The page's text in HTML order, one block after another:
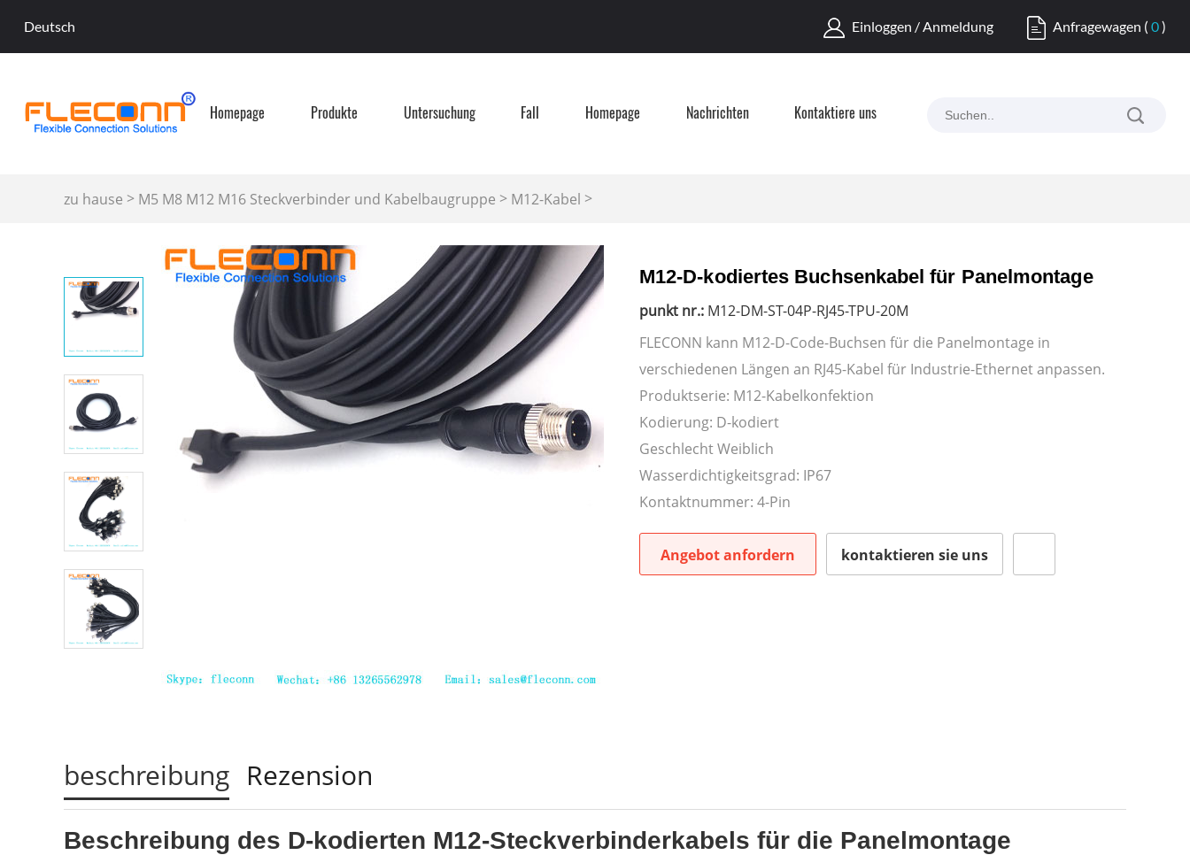
Deutsch Einloggen / Anmeldung Anfragewagen (0)
Homepage Produkte Untersuchung Fall Homepage Nachrichten Kontaktiere uns
zu hause > M5 M8 M12 M16 Steckverbinder und Kabelbaugruppe > M12-Kabel >
M12 D-kodiertes Anschlusskabel
M12-D-kodiertes Buchsenkabel für Panelmontage
punkt nr.: M12-DM-ST-04P-RJ45-TPU-20M
FLECONN kann M12-D-Code-Buchsen für die Panelmontage in
verschiedenen Längen an RJ45-Kabel für Industrie-Ethernet anpassen.
Produktserie: M12-Kabelkonfektion
Kodierung: D-kodiert
Geschlecht Weiblich
Wasserdichtigkeitsgrad: IP67
Kontaktnummer: 4-Pin
Angebot anfordern kontaktieren sie uns
beschreibung Rezension
Beschreibung des D-kodierten M12-Steckverbinderkabels für die Panelmontage